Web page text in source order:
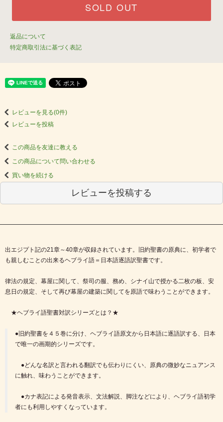
SOLD OUT
返品について
特定商取引法に基づく表記
レビューを見る(0件)
レビューを投稿
この商品を友達に教える
この商品について問い合わせる
買い物を続ける
レビューを投稿する
出エジプト記の21章～40章が収録されています。旧約聖書の原典に、初学者で
も親しむことの出来るヘブライ語＝日本語逐語訳聖書です。
律法の規定、幕屋に関して、祭司の服、務め、シナイ山で授かる二枚の板、安
息日の規定、そして再び幕屋の建築に関してを原語で味わうことができます。
★ヘブライ語聖書対訳シリーズとは？★
●旧約聖書を４５巻に分け、ヘブライ語原文から日本語に逐語訳する、日本
で唯一の画期的シリーズです。
●どんな名訳と言われる翻訳でも伝わりにくい、原典の微妙なニュアンス
に触れ、味わうことができます。
●カナ表記による発音表示、文法解説、脚注などにより、ヘブライ語初学
者にも利用しやすくなっています。